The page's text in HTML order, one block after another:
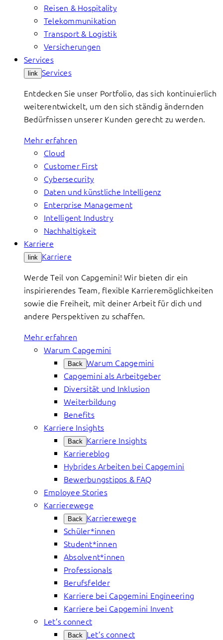
Reisen & Hospitality
Telekommunikation
Transport & Logistik
Versicherungen
Services
link Services
Entdecken Sie unser Portfolio, das sich kontinuierlich
weiterentwickelt, um den sich ständig ändernden
Bedürfnissen unserer Kunden gerecht zu werden.
Mehr erfahren
Cloud
Customer First
Cybersecurity
Daten und künstliche Intelligenz
Enterprise Management
Intelligent Industry
Nachhaltigkeit
Karriere
link Karriere
Werde Teil von Capgemini! Wir bieten dir ein
inspirierendes Team, flexible Karrieremöglichkeiten
sowie die Freiheit, mit deiner Arbeit für dich und
andere Perspektiven zu schaffen.
Mehr erfahren
Warum Capgemini
Back Warum Capgemini
Capgemini als Arbeitgeber
Diversität und Inklusion
Weiterbildung
Benefits
Karriere Insights
Back Karriere Insights
Karriereblog
Hybrides Arbeiten bei Capgemini
Bewerbungstipps & FAQ
Employee Stories
Karrierewege
Back Karrierewege
Schüler*innen
Student*innen
Absolvent*innen
Professionals
Berufsfelder
Karriere bei Capgemini Engineering
Karriere bei Capgemini Invent
Let’s connect
Back Let’s connect